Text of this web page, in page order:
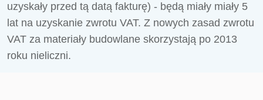
uzyskały przed tą datą fakturę) - będą miały miały 5
lat na uzyskanie zwrotu VAT. Z nowych zasad zwrotu
VAT za materiały budowlane skorzystają po 2013
roku nieliczni.